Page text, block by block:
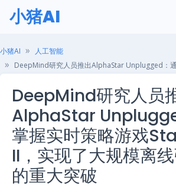
小猪AI
小猪AI
人工智能
DeepMind研究人员推出AlphaStar Unplugged：通过掌握实时策略游戏StarCraft
DeepMind研究人员
AlphaStar
掌握实时策略游戏
II，实现了大规模离
的重大突破